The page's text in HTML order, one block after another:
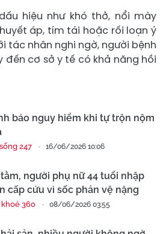
hiệu như khó thở, nổi mày
áp, tím tái hoặc rối loạn ý
tác nhân nghi ngờ, người bệnh
cơ sở y tế có khả năng hồi
báo nguy hiểm khi tự trộn nộm
247 16/06/2026 10:06
người phụ nữ 44 tuổi nhập
cấp cứu vì sốc phản vệ nặng
khoẻ 360 08/06/2026 03:55